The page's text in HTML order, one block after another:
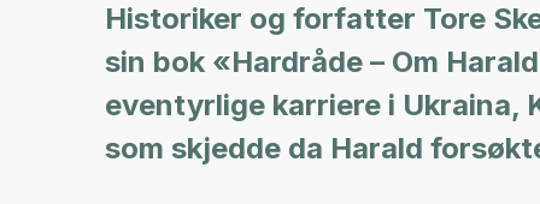
Historiker og forfatter Tore
sin bok «Hardråde – Om
eventyrlige karriere i Ukraina,
som skjedde da Harald